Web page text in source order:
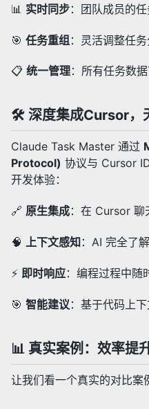
📊 实时同步：团队成员的
🎯 任务重组 ：灵活调整任
📋 统一管理：所有任务数
🛠️ 深度集成Cursor，
Claude Task Master 通过
Protocol) 协议与 Cursor
开发体验：
🔗 原生集成：在 Cursor 聊
🧠 上下文感知 ：AI 完全了
⚡ 即时响应：编程过程中随
🎯 智能建议：基于代码上
📊 真实案例：效率提
让我们看一个真实的对比